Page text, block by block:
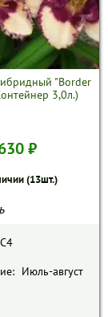
"Border
3,0л.)
₽
(13шт.)
С4
Июль-август